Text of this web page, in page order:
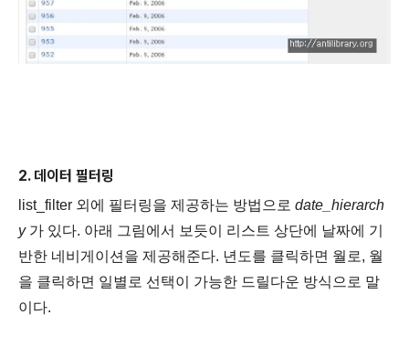
2. 데이터 필터링
list_filter 외에 필터링을 제공하는 방법으로 date_hierarch
y가 있다. 아래 그림에서 보듯이 리스트 상단에 날짜에 기
반한 네비게이션을 제공해준다. 년도를 클릭하면 월로, 월
을 클릭하면 일별로 선택이 가능한 드릴다운 방식으로 말
이다.